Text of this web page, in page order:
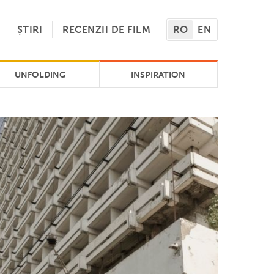
ȘTIRI RECENZII DE FILM RO EN
UNFOLDING INSPIRATION